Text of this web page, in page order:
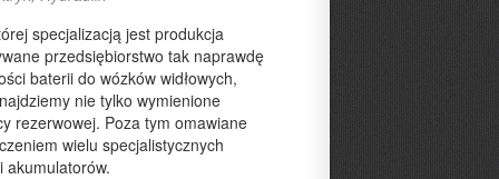
specjalizacją jest produkcja
przedsiębiorstwo tak naprawdę
baterii do wózków widłowych,
nie tylko wymienione
rezerwowej. Poza tym omawiane
wielu specjalistycznych
akumulatorów.